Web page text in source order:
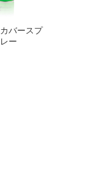
バースプ
レー